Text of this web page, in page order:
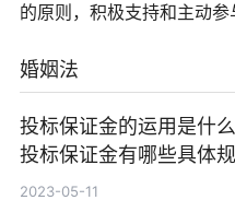
的原则，积极支持和主动参
婚姻法
投标保证金的运用是什
投标保证金有哪些具体规
2023-05-11